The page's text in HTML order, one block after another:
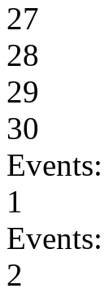
27
28
29
30
Events:
1
Events:
2